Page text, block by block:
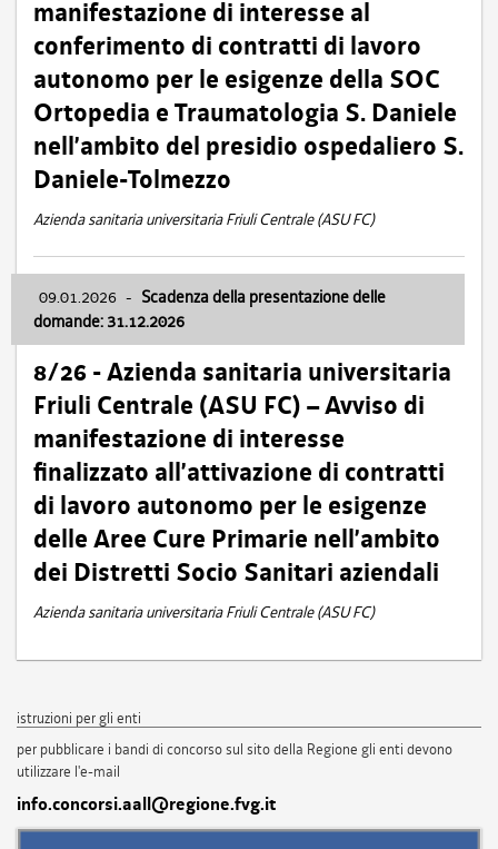
manifestazione di interesse al
conferimento di contratti di lavoro
autonomo per le esigenze della SOC
Ortopedia e Traumatologia S. Daniele
nell’ambito del presidio ospedaliero S.
Daniele-Tolmezzo
Azienda sanitaria universitaria Friuli Centrale (ASU FC)
09.01.2026 - Scadenza della presentazione delle
domande: 31.12.2026
8/26 - Azienda sanitaria universitaria
Friuli Centrale (ASU FC) – Avviso di
manifestazione di interesse
finalizzato all’attivazione di contratti
di lavoro autonomo per le esigenze
delle Aree Cure Primarie nell’ambito
dei Distretti Socio Sanitari aziendali
Azienda sanitaria universitaria Friuli Centrale (ASU FC)
istruzioni per gli enti
per pubblicare i bandi di concorso sul sito della Regione gli enti devono
utilizzare l'e-mail
info.concorsi.aall@regione.fvg.it